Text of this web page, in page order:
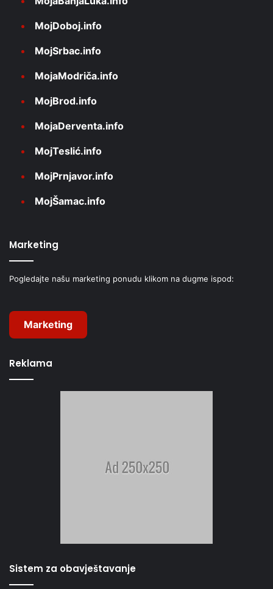
MojDoboj.info
MojSrbac.info
MojaModriča.info
MojBrod.info
MojaDerventa.info
MojTeslić.info
MojPrnjavor.info
MojŠamac.info
Marketing
Pogledajte našu marketing ponudu klikom na dugme ispod:
Marketing
Reklama
Sistem za obavještavanje